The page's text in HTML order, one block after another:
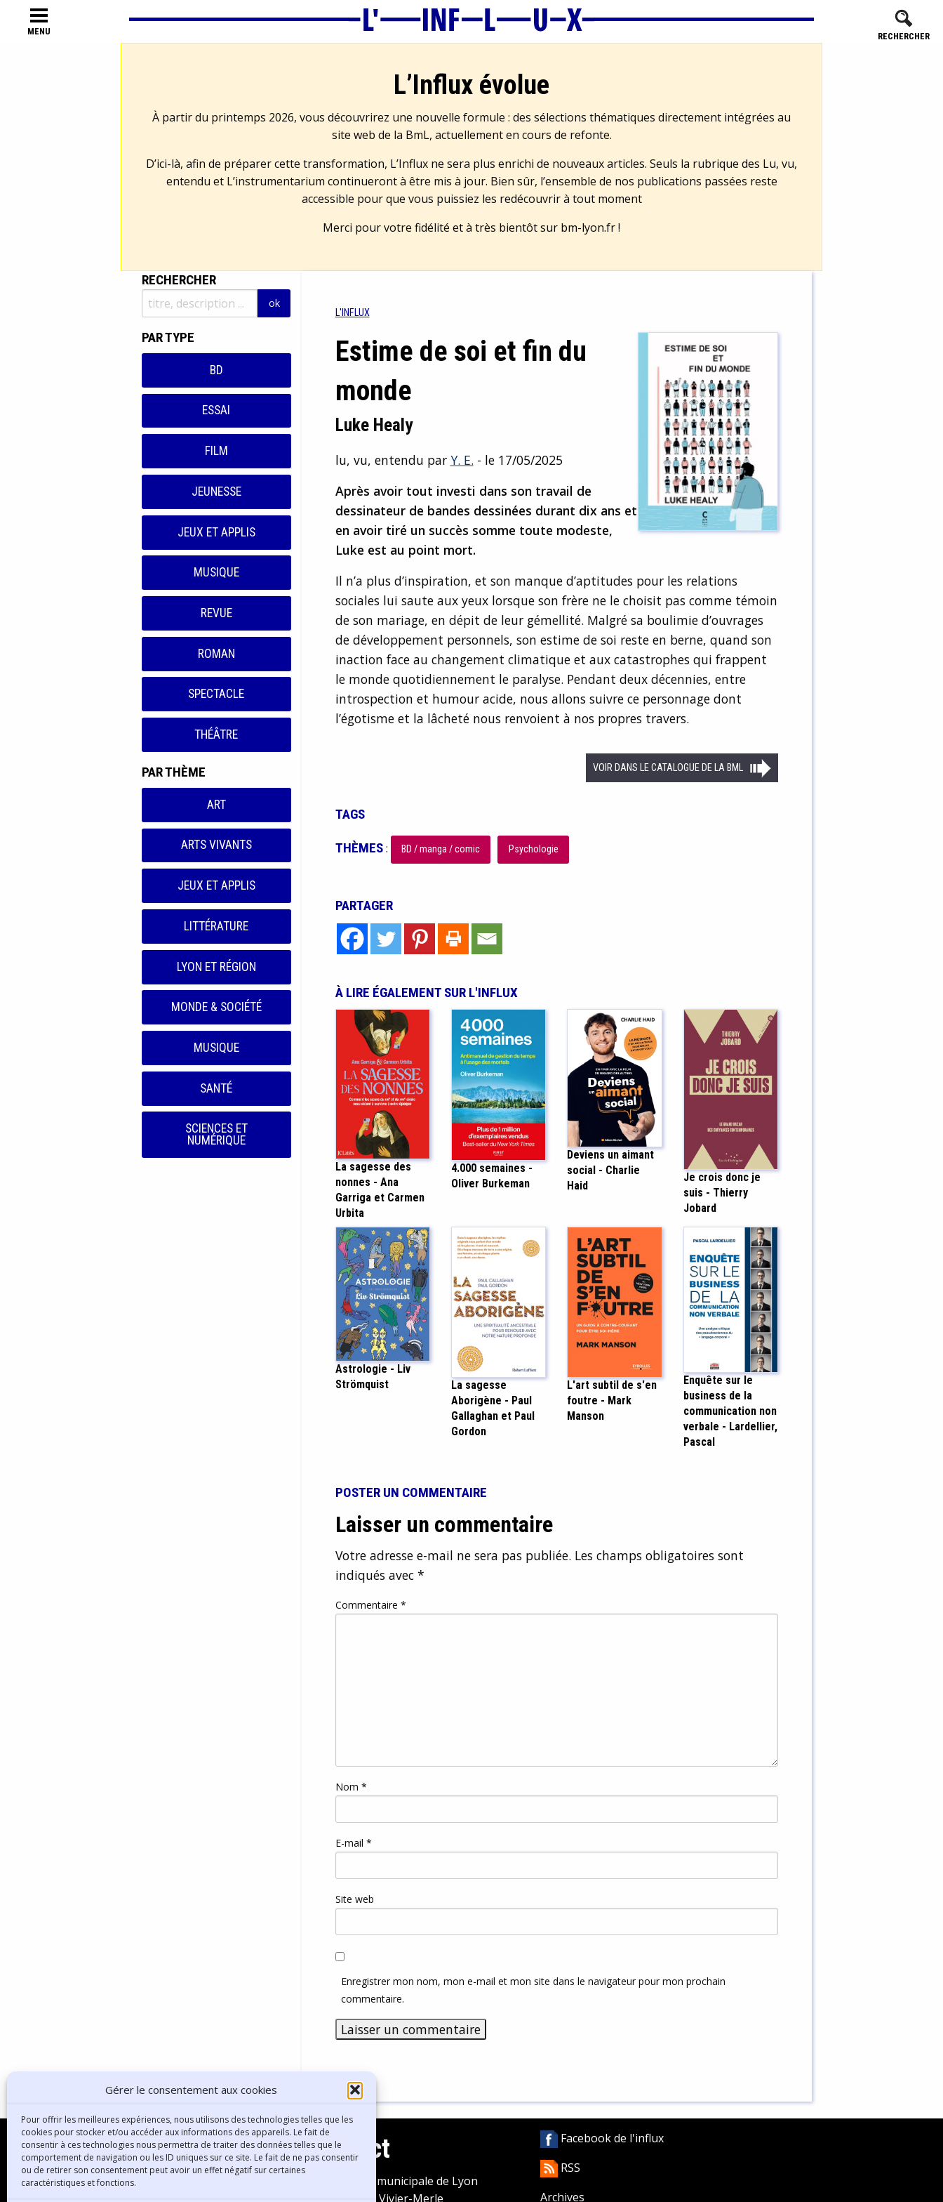
Gérer le consentement aux cookies
Pour offrir les meilleures expériences, nous utilisons des technologies telles que les
cookies pour stocker et/ou accéder aux informations des appareils. Le fait de
consentir à ces technologies nous permettra de traiter des données telles que le
comportement de navigation ou les ID uniques sur ce site. Le fait de ne pas consentir
ou de retirer son consentement peut avoir un effet négatif sur certaines
caractéristiques et fonctions.
MENU RECHERCHER
L’Influx évolue
À partir du printemps 2026, vous découvrirez une nouvelle formule : des sélections thématiques directement intégrées au
site web de la BmL, actuellement en cours de refonte.
D’ici-là, afin de préparer cette transformation, L’Influx ne sera plus enrichi de nouveaux articles. Seuls la rubrique des Lu, vu,
entendu et L’instrumentarium continueront à être mis à jour. Bien sûr, l’ensemble de nos publications passées reste
accessible pour que vous puissiez les redécouvrir à tout moment
Merci pour votre fidélité et à très bientôt sur bm-lyon.fr!
RECHERCHER
PAR TYPE
BD
ESSAI
FILM
JEUNESSE
JEUX ET APPLIS
MUSIQUE
REVUE
ROMAN
SPECTACLE
THÉÂTRE
PAR THÈME
ART
ARTS VIVANTS
JEUX ET APPLIS
LITTÉRATURE
LYON ET RÉGION
MONDE & SOCIÉTÉ
MUSIQUE
SANTÉ
SCIENCES ET
NUMÉRIQUE
L'INFLUX
Estime de soi et fin du
monde
Luke Healy
lu, vu, entendu par Y. E. - le 17/05/2025
Après avoir tout investi dans son travail de
dessinateur de bandes dessinées durant dix ans et
en avoir tiré un succès somme toute modeste,
Luke est au point mort.
Il n’a plus d’inspiration, et son manque d’aptitudes pour les relations
sociales lui saute aux yeux lorsque son frère ne le choisit pas comme témoin
de son mariage, en dépit de leur gémellité. Malgré sa boulimie d’ouvrages
de développement personnels, son estime de soi reste en berne, quand son
inaction face au changement climatique et aux catastrophes qui frappent
le monde quotidiennement le paralyse. Pendant deux décennies, entre
introspection et humour acide, nous allons suivre ce personnage dont
l’égotisme et la lâcheté nous renvoient à nos propres travers.
VOIR DANS LE CATALOGUE DE LA BML
TAGS
THÈMES: BD / manga / comic Psychologie
PARTAGER
À LIRE ÉGALEMENT SUR L'INFLUX
La sagesse des
nonnes - Ana
Garriga et Carmen
Urbita
4.000 semaines -
Oliver Burkeman
Deviens un aimant
social - Charlie
Haid
Je crois donc je
suis - Thierry
Jobard
Astrologie - Liv
Strömquist
La sagesse
Aborigène - Paul
Gallaghan et Paul
Gordon
L'art subtil de s'en
foutre - Mark
Manson
Enquête sur le
business de la
communication non
verbale - Lardellier,
Pascal
POSTER UN COMMENTAIRE
Laisser un commentaire
Votre adresse e-mail ne sera pas publiée. Les champs obligatoires sont
indiqués avec *
Commentaire *
Nom *
E-mail *
Site web
Enregistrer mon nom, mon e-mail et mon site dans le navigateur pour mon prochain
commentaire.
Contact
Bibliothèque municipale de Lyon
30 Boulevard Vivier-Merle
Facebook de l'influx
RSS
Archives